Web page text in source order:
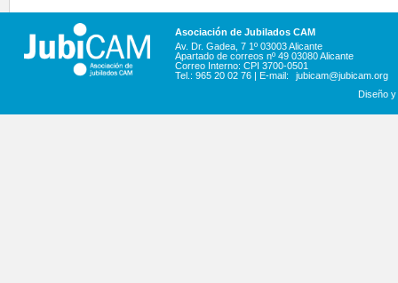
Asociación de Jubilados CAM
Av. Dr. Gadea, 7 1º 03003 Alicante
Apartado de correos nº 49 03080 Alicante
Correo Interno: CPI 3700-0501
Tel.: 965 20 02 76 | E-mail:
jubicam@jubicam.org
Diseño